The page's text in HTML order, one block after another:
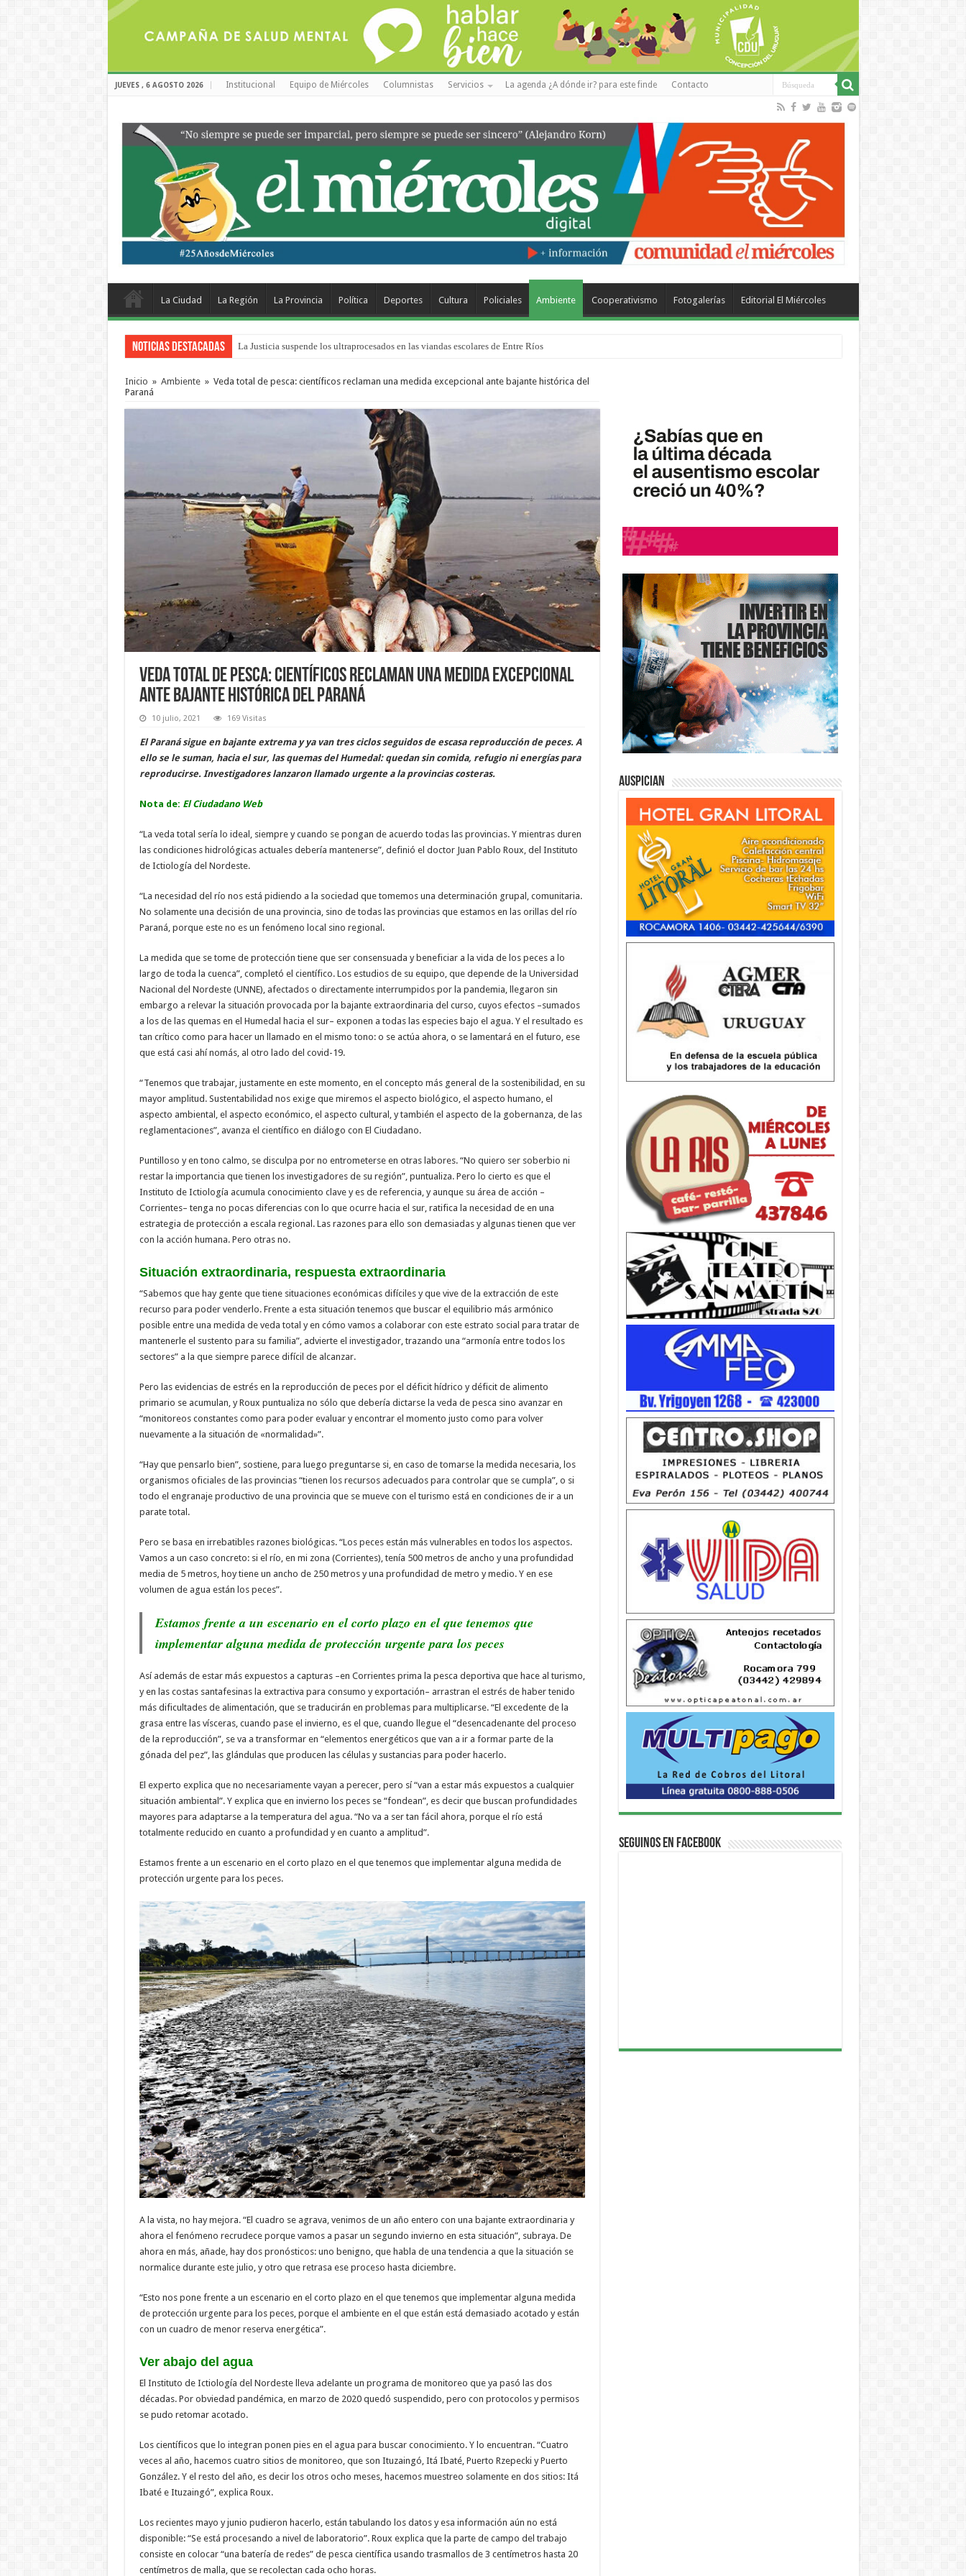
JUEVES , 6 AGOSTO 2026 Institucional Equipo de Miércoles Columnistas Servicios La agenda ¿A dónde ir? para este finde Contacto
La Ciudad La Región La Provincia Política Deportes Cultura Policiales Ambiente Cooperativismo Fotogalerías Editorial El Miércoles
Noticias Destacadas La Justicia suspende los ultraprocesados en las viandas escolares de Entre Ríos
Se presentará la obra “La Runfla de los Macanos”
Inicio » Ambiente » Veda total de pesca: científicos reclaman una medida excepcional ante bajante histórica del
Paraná
Veda total de pesca: científicos reclaman una medida excepcional
ante bajante histórica del Paraná
10 julio, 2021 169 Visitas
El Paraná sigue en bajante extrema y ya van tres ciclos seguidos de escasa reproducción de peces. A
ello se le suman, hacia el sur, las quemas del Humedal: quedan sin comida, refugio ni energías para
reproducirse. Investigadores lanzaron llamado urgente a la provincias costeras.
Nota de: El Ciudadano Web
“La veda total sería lo ideal, siempre y cuando se pongan de acuerdo todas las provincias. Y mientras duren
las condiciones hidrológicas actuales debería mantenerse”, definió el doctor Juan Pablo Roux, del Instituto
de Ictiología del Nordeste.
“La necesidad del río nos está pidiendo a la sociedad que tomemos una determinación grupal, comunitaria.
No solamente una decisión de una provincia, sino de todas las provincias que estamos en las orillas del río
Paraná, porque este no es un fenómeno local sino regional.
La medida que se tome de protección tiene que ser consensuada y beneficiar a la vida de los peces a lo
largo de toda la cuenca”, completó el científico. Los estudios de su equipo, que depende de la Universidad
Nacional del Nordeste (UNNE), afectados o directamente interrumpidos por la pandemia, llegaron sin
embargo a relevar la situación provocada por la bajante extraordinaria del curso, cuyos efectos –sumados
a los de las quemas en el Humedal hacia el sur– exponen a todas las especies bajo el agua. Y el resultado es
tan crítico como para hacer un llamado en el mismo tono: o se actúa ahora, o se lamentará en el futuro, ese
que está casi ahí nomás, al otro lado del covid-19.
“Tenemos que trabajar, justamente en este momento, en el concepto más general de la sostenibilidad, en su
mayor amplitud. Sustentabilidad nos exige que miremos el aspecto biológico, el aspecto humano, el
aspecto ambiental, el aspecto económico, el aspecto cultural, y también el aspecto de la gobernanza, de las
reglamentaciones”, avanza el científico en diálogo con El Ciudadano.
Puntilloso y en tono calmo, se disculpa por no entrometerse en otras labores. “No quiero ser soberbio ni
restar la importancia que tienen los investigadores de su región”, puntualiza. Pero lo cierto es que el
Instituto de Ictiología acumula conocimiento clave y es de referencia, y aunque su área de acción –
Corrientes– tenga no pocas diferencias con lo que ocurre hacia el sur, ratifica la necesidad de en una
estrategia de protección a escala regional. Las razones para ello son demasiadas y algunas tienen que ver
con la acción humana. Pero otras no.
Situación extraordinaria, respuesta extraordinaria
“Sabemos que hay gente que tiene situaciones económicas difíciles y que vive de la extracción de este
recurso para poder venderlo. Frente a esta situación tenemos que buscar el equilibrio más armónico
posible entre una medida de veda total y en cómo vamos a colaborar con este estrato social para tratar de
mantenerle el sustento para su familia”, advierte el investigador, trazando una “armonía entre todos los
sectores” a la que siempre parece difícil de alcanzar.
Pero las evidencias de estrés en la reproducción de peces por el déficit hídrico y déficit de alimento
primario se acumulan, y Roux puntualiza no sólo que debería dictarse la veda de pesca sino avanzar en
“monitoreos constantes como para poder evaluar y encontrar el momento justo como para volver
nuevamente a la situación de «normalidad»”.
“Hay que pensarlo bien”, sostiene, para luego preguntarse si, en caso de tomarse la medida necesaria, los
organismos oficiales de las provincias “tienen los recursos adecuados para controlar que se cumpla”, o si
todo el engranaje productivo de una provincia que se mueve con el turismo está en condiciones de ir a un
parate total.
Pero se basa en irrebatibles razones biológicas. “Los peces están más vulnerables en todos los aspectos.
Vamos a un caso concreto: si el río, en mi zona (Corrientes), tenía 500 metros de ancho y una profundidad
media de 5 metros, hoy tiene un ancho de 250 metros y una profundidad de metro y medio. Y en ese
volumen de agua están los peces”.
Estamos frente a un escenario en el corto plazo en el que tenemos que
implementar alguna medida de protección urgente para los peces
Así además de estar más expuestos a capturas –en Corrientes prima la pesca deportiva que hace al turismo,
y en las costas santafesinas la extractiva para consumo y exportación– arrastran el estrés de haber tenido
más dificultades de alimentación, que se traducirán en problemas para multiplicarse. “El excedente de la
grasa entre las vísceras, cuando pase el invierno, es el que, cuando llegue el “desencadenante del proceso
de la reproducción”, se va a transformar en “elementos energéticos que van a ir a formar parte de la
gónada del pez”, las glándulas que producen las células y sustancias para poder hacerlo.
El experto explica que no necesariamente vayan a perecer, pero sí “van a estar más expuestos a cualquier
situación ambiental”. Y explica que en invierno los peces se “fondean”, es decir que buscan profundidades
mayores para adaptarse a la temperatura del agua. “No va a ser tan fácil ahora, porque el río está
totalmente reducido en cuanto a profundidad y en cuanto a amplitud”.
Estamos frente a un escenario en el corto plazo en el que tenemos que implementar alguna medida de
protección urgente para los peces.
A la vista, no hay mejora. “El cuadro se agrava, venimos de un año entero con una bajante extraordinaria y
ahora el fenómeno recrudece porque vamos a pasar un segundo invierno en esta situación”, subraya. De
ahora en más, añade, hay dos pronósticos: uno benigno, que habla de una tendencia a que la situación se
normalice durante este julio, y otro que retrasa ese proceso hasta diciembre.
“Esto nos pone frente a un escenario en el corto plazo en el que tenemos que implementar alguna medida
de protección urgente para los peces, porque el ambiente en el que están está demasiado acotado y están
con un cuadro de menor reserva energética”.
Ver abajo del agua
El Instituto de Ictiología del Nordeste lleva adelante un programa de monitoreo que ya pasó las dos
décadas. Por obviedad pandémica, en marzo de 2020 quedó suspendido, pero con protocolos y permisos
se pudo retomar acotado.
Los científicos que lo integran ponen pies en el agua para buscar conocimiento. Y lo encuentran. “Cuatro
veces al año, hacemos cuatro sitios de monitoreo, que son Ituzaingó, Itá Ibaté, Puerto Rzepecki y Puerto
González. Y el resto del año, es decir los otros ocho meses, hacemos muestreo solamente en dos sitios: Itá
Ibaté e Ituzaingó”, explica Roux.
Los recientes mayo y junio pudieron hacerlo, están tabulando los datos y esa información aún no está
disponible: “Se está procesando a nivel de laboratorio”. Roux explica que la parte de campo del trabajo
consiste en colocar “una batería de redes” de pesca científica usando trasmallos de 3 centímetros hasta 20
centímetros de malla, que se recolectan cada ocho horas.
Auspician
Seguinos en Facebook